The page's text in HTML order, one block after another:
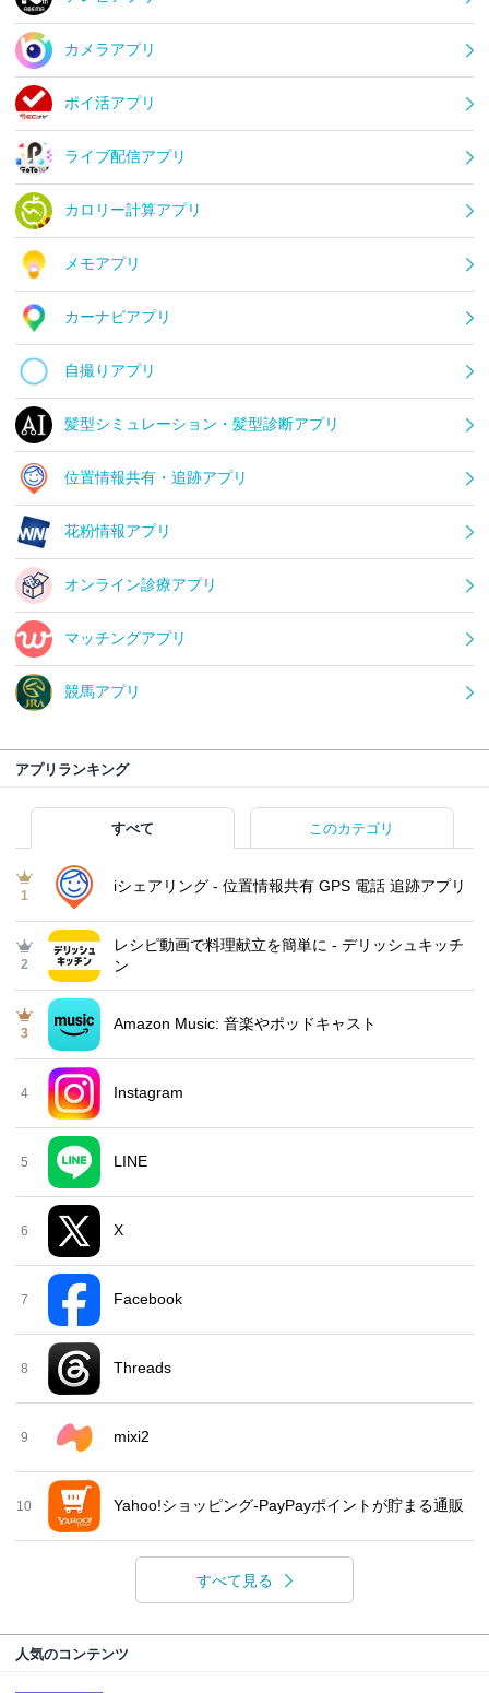
カメラアプリ
ポイ活アプリ
ライブ配信アプリ
カロリー計算アプリ
メモアプリ
カーナビアプリ
自撮りアプリ
髪型シミュレーション・髪型診断アプリ
位置情報共有・追跡アプリ
花粉情報アプリ
オンライン診療アプリ
マッチングアプリ
競馬アプリ
アプリランキング
すべて このカテゴリ
1
iシェアリング - 位置情報共有 GPS 電話 追跡アプリ
2
レシピ動画で料理献立を簡単‪に - デリッシュキッチ
ン
3
Amazon Music: 音楽やポッドキャスト
4 Instagram
5 LINE
6 X
7 Facebook
8 Threads
9 mixi2
10 Yahoo!ショッピング-PayPayポイントが貯まる通販
すべて見る
人気のコンテンツ